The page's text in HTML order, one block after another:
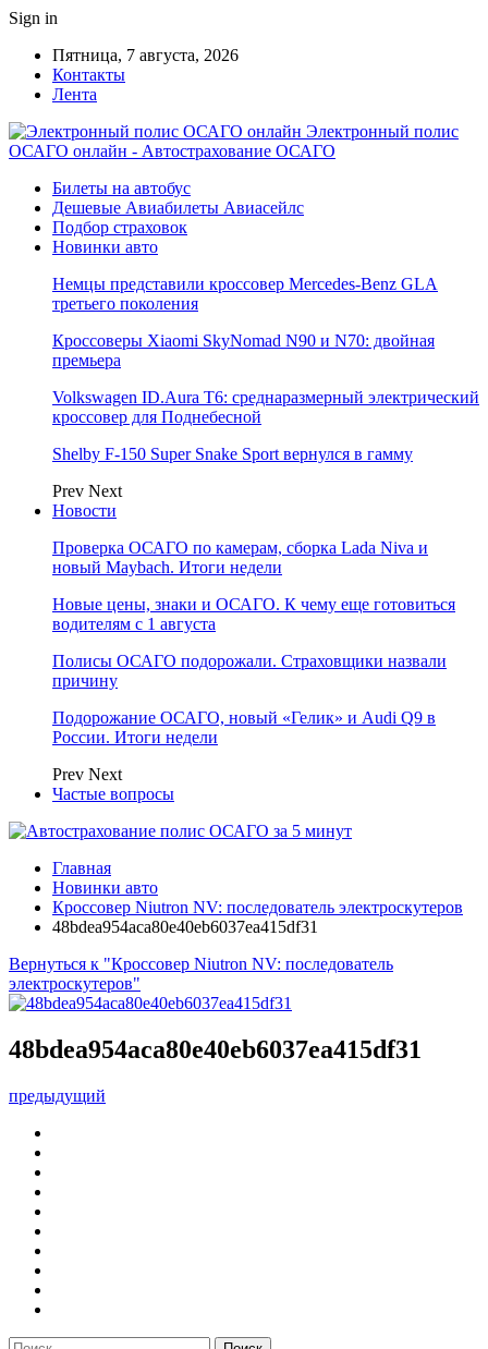
Sign in
Пятница, 7 августа, 2026
Контакты
Лента
Электронный полис
ОСАГО онлайн - Автострахование ОСАГО
Билеты на автобус
Дешевые Авиабилеты Авиасейлс
Подбор страховок
Новинки авто
Немцы представили кроссовер Mercedes-Benz GLA
третьего поколения
Кроссоверы Xiaomi SkyNomad N90 и N70: двойная
премьера
Volkswagen ID.Aura T6: среднаразмерный электрический
кроссовер для Поднебесной
Shelby F-150 Super Snake Sport вернулся в гамму
Prev Next
Новости
Проверка ОСАГО по камерам, сборка Lada Niva и
новый Maybach. Итоги недели
Новые цены, знаки и ОСАГО. К чему еще готовиться
водителям с 1 августа
Полисы ОСАГО подорожали. Страховщики назвали
причину
Подорожание ОСАГО, новый «Гелик» и Audi Q9 в
России. Итоги недели
Prev Next
Частые вопросы
Главная
Новинки авто
Кроссовер Niutron NV: последователь электроскутеров
48bdea954aca80e40eb6037ea415df31
Вернуться к "Кроссовер Niutron NV: последователь
электроскутеров"
48bdea954aca80e40eb6037ea415df31
предыдущий